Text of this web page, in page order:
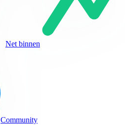
Net binnen
Community